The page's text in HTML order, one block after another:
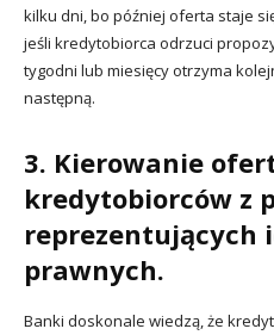
kilku dni, bo później oferta staje
jeśli kredytobiorca odrzuci
tygodni lub miesięcy otrzyma
następną.
3. Kierowanie
kredytobiorców z
reprezentujących
prawnych.
Banki doskonale wiedzą, że